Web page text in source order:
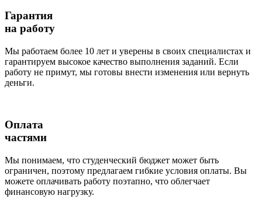
Гарантия
на работу
Мы работаем более 10 лет и уверены в своих специалистах и
гарантируем высокое качество выполнения заданий. Если
работу не примут, мы готовы внести изменения или вернуть
деньги.
Оплата
частями
Мы понимаем, что студенческий бюджет может быть
ограничен, поэтому предлагаем гибкие условия оплаты. Вы
можете оплачивать работу поэтапно, что облегчает
финансовую нагрузку.